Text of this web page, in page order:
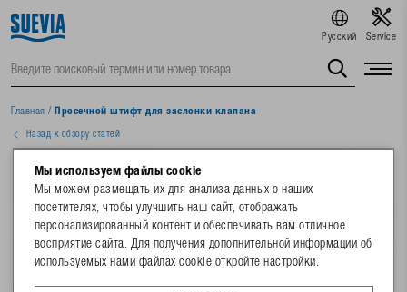
Русский Service
Главная / Просечной штифт для заслонки клапана
Назад к обзору статей
Мы используем файлы cookie
Мы можем размещать их для анализа данных о наших
посетителях, чтобы улучшить наш сайт, отображать
персонализированный контент и обеспечивать вам отличное
восприятие сайта. Для получения дополнительной информации об
используемых нами файлах cookie откройте настройки.